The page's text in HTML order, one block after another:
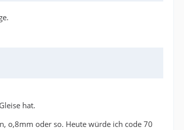
hat.
o,8mm oder so. Heute würde ich code 70